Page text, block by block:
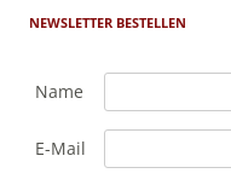
NEWSLETTER BESTELLEN
Name
E-Mail